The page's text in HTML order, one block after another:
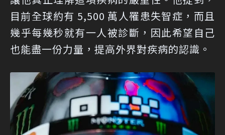
目前全球約有 5,500 萬人罹患失智症，而且
幾乎每幾秒就有一人被診斷，因此希望自己
也能盡一份力量，提高外界對疾病的認識。